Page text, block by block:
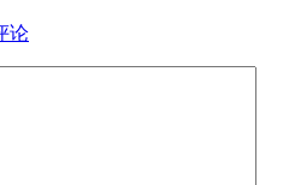
论